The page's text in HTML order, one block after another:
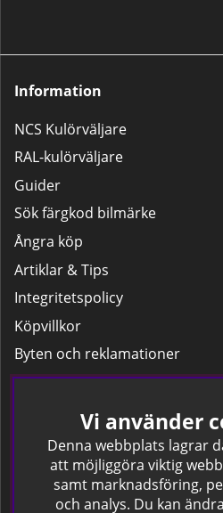
Information
NCS Kulörväljare
RAL-kulörväljare
Guider
Sök färgkod bilmärke
Ångra köp
Artiklar & Tips
Integritetspolicy
Köpvillkor
Byten och reklamationer
Leverans
Hitta färgkoden på bilen.
Företagskund
Om oss
Vi använder
Denna webbplats lagrar
att möjliggöra viktig
samt marknadsföring,
och analys. Du kan